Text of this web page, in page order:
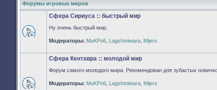
Форумы игровых миров
Нет
непрочитанных
Сфера Сириуса :: быстрый мир
Ну очень быстрый мир.
Модераторы: MuKPo6 Lagshmiwara Mijers
Сфера Кентавра :: молодой мир
Форум самого молодого мира. Рекомендован для зубастых
Модераторы: MuKPo6 Lagshmiwara Mijers